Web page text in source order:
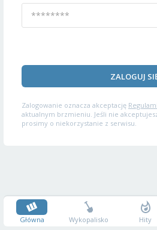
ZALOGUJ
Zalogowanie oznacza akceptację
aktualnym brzmieniu. Jeśli nie
prosimy o niekorzystanie z serwisu.
Główna Wykopalisko Hity